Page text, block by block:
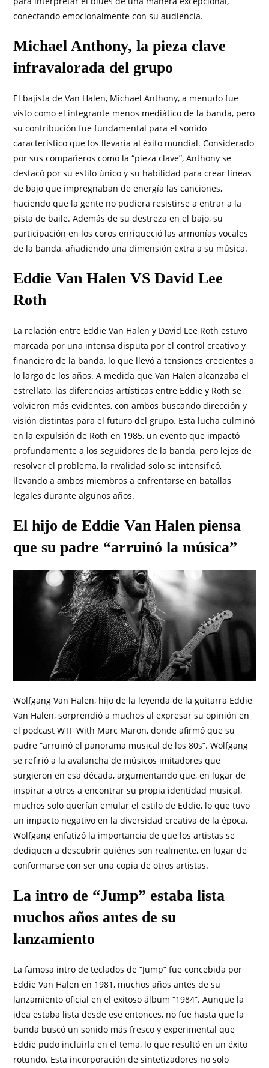
conectando emocionalmente con su audiencia.
Michael Anthony, la pieza clave
infravalorada del grupo
El bajista de Van Halen, Michael Anthony, a menudo fue
visto como el integrante menos mediático de la banda, pero
su contribución fue fundamental para el sonido
característico que los llevaría al éxito mundial. Considerado
por sus compañeros como la “pieza clave”, Anthony se
destacó por su estilo único y su habilidad para crear líneas
de bajo que impregnaban de energía las canciones,
haciendo que la gente no pudiera resistirse a entrar a la
pista de baile. Además de su destreza en el bajo, su
participación en los coros enriqueció las armonías vocales
de la banda, añadiendo una dimensión extra a su música.
Eddie Van Halen VS David Lee
Roth
La relación entre Eddie Van Halen y David Lee Roth estuvo
marcada por una intensa disputa por el control creativo y
financiero de la banda, lo que llevó a tensiones crecientes a
lo largo de los años. A medida que Van Halen alcanzaba el
estrellato, las diferencias artísticas entre Eddie y Roth se
volvieron más evidentes, con ambos buscando dirección y
visión distintas para el futuro del grupo. Esta lucha culminó
en la expulsión de Roth en 1985, un evento que impactó
profundamente a los seguidores de la banda, pero lejos de
resolver el problema, la rivalidad solo se intensificó,
llevando a ambos miembros a enfrentarse en batallas
legales durante algunos años.
El hijo de Eddie Van Halen piensa
que su padre “arruinó la música”
Wolfgang Van Halen, hijo de la leyenda de la guitarra Eddie
Van Halen, sorprendió a muchos al expresar su opinión en
el podcast WTF With Marc Maron, donde afirmó que su
padre “arruinó el panorama musical de los 80s”. Wolfgang
se refirió a la avalancha de músicos imitadores que
surgieron en esa década, argumentando que, en lugar de
inspirar a otros a encontrar su propia identidad musical,
muchos solo querían emular el estilo de Eddie, lo que tuvo
un impacto negativo en la diversidad creativa de la época.
Wolfgang enfatizó la importancia de que los artistas se
dediquen a descubrir quiénes son realmente, en lugar de
conformarse con ser una copia de otros artistas.
La intro de “Jump” estaba lista
muchos años antes de su
lanzamiento
La famosa intro de teclados de “Jump” fue concebida por
Eddie Van Halen en 1981, muchos años antes de su
lanzamiento oficial en el exitoso álbum “1984”. Aunque la
idea estaba lista desde ese entonces, no fue hasta que la
banda buscó un sonido más fresco y experimental que
Eddie pudo incluirla en el tema, lo que resultó en un éxito
rotundo. Esta incorporación de sintetizadores no solo